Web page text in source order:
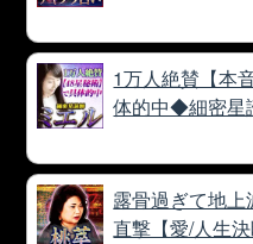
1万人絶賛【本
体的中◆細密星
露骨過ぎて地
直撃【愛/人生